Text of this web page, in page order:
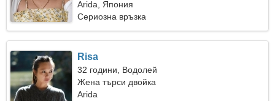
Arida, Япония
Сериозна връзка
Risa
32 години, Водолей
Жена търси двойка
Arida